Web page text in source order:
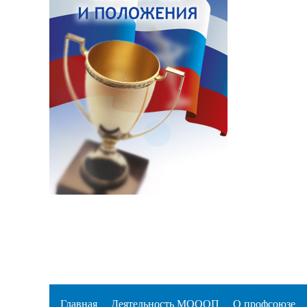
Главная Деятельность МОООП О профсоюзе